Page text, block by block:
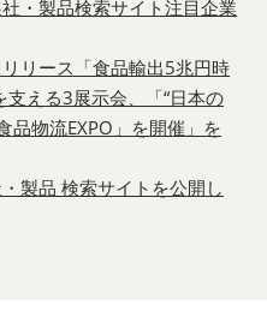
・製品検索サイト注目企業
リリース「食品輸出5兆円時
支える3展示会、「“日本の
品物流EXPO」を開催」を
・製品 検索サイトを公開し